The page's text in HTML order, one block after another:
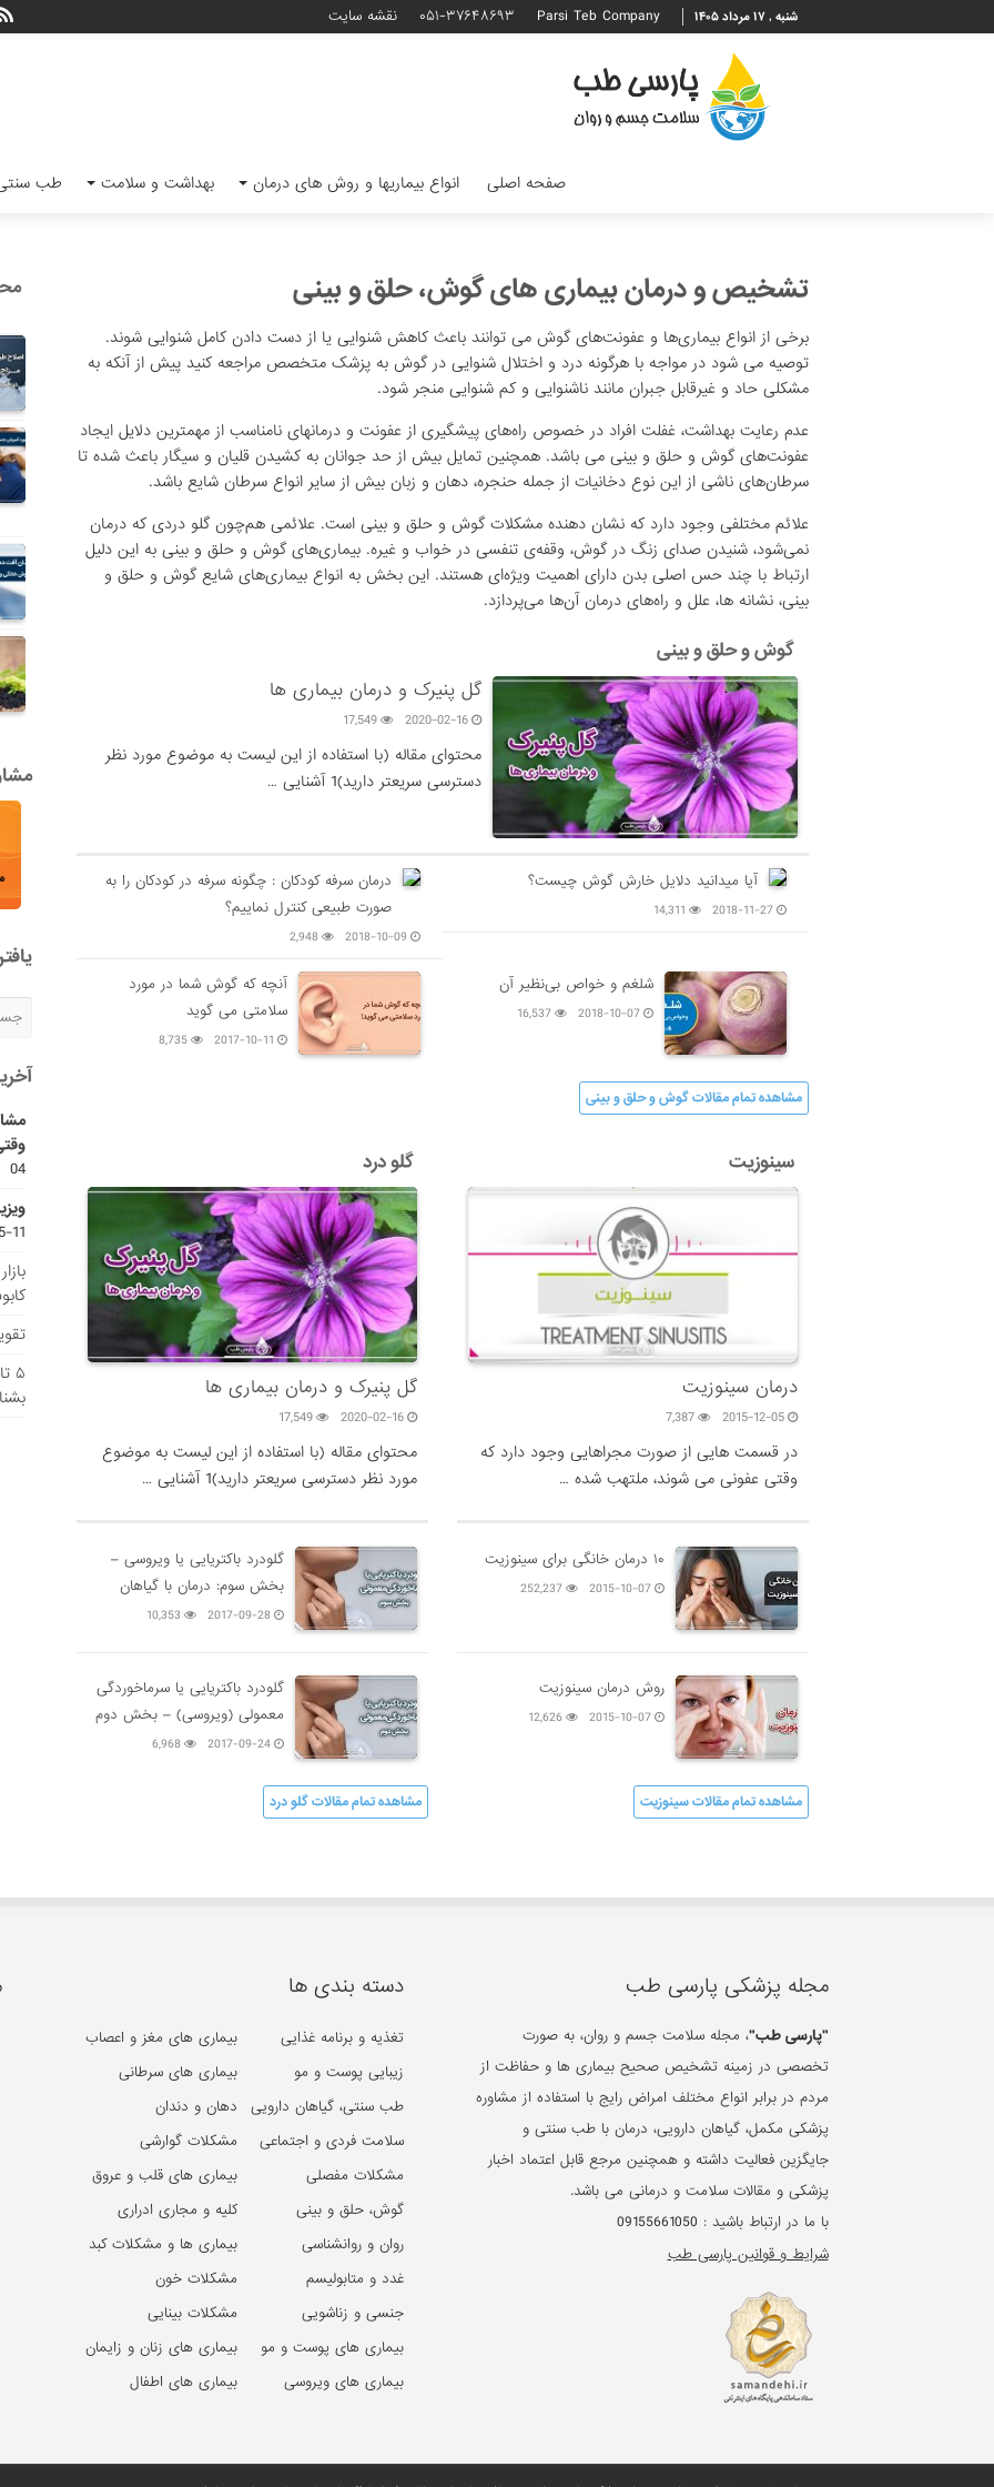
شنبه , ۱۷ مرداد ۱۴۰۵ Parsi Teb Company ۰۵۱-۳۷۶۴۸۶۹۳ نقشه سایت
صفحه اصلی انواع بیماریها و روش های درمان بهداشت و سلامت طب
تشخیص و درمان بیماری های گوش، حلق و بینی
برخی از انواع بیماری‌ها و عفونت‌های گوش می توانند باعث کاهش شنوایی یا از دست دادن کامل شنوایی شوند.
توصیه می شود در مواجه با هرگونه درد و اختلال شنوایی در گوش به پزشک متخصص مراجعه کنید پیش از آنکه به
مشکلی حاد و غیرقابل جبران مانند ناشنوایی و کم شنوایی منجر شود.
عدم رعایت بهداشت، غفلت افراد در خصوص راه‌های پیشگیری از عفونت و درمان‎های نامناسب از مهمترین دلایل ایجاد
عفونت‌های گوش و حلق و بینی می باشد. همچنین تمایل بیش از حد جوانان به کشیدن قلیان و سیگار باعث شده تا
سرطان‌های ناشی از این نوع دخانیات از جمله حنجره، دهان و زبان بیش از سایر انواع سرطان شایع باشد.
علائم مختلفی وجود دارد که نشان دهنده مشکلات گوش و حلق و بینی است. علائمی هم‌چون گلو دردی که درمان
نمی‌شود، شنیدن صدای زنگ در گوش، وقفه‌ی تنفسی در خواب و غیره. بیماری‌های گوش و حلق و بینی به این دلیل
ارتباط با چند حس اصلی بدن دارای اهمیت ویژه‌ای هستند. این بخش به انواع بیماری‌های شایع گوش و حلق و
بینی، نشانه ها، علل و راه‌های درمان آن‌ها می‌پردازد.
گوش و حلق و بینی
گل پنیرک و درمان بیماری ها
2020-02-16
17,549
محتوای مقاله (با استفاده از این لیست به موضوع مورد نظر
دسترسی سریعتر دارید)1 آشنایی …
آیا میدانید دلایل خارش گوش چیست؟
2018-11-27
14,311
درمان سرفه کودکان : چگونه سرفه در کودکان را به
صورت طبیعی کنترل نماییم؟
2018-10-09
2,948
شلغم و خواص بی‌نظیر آن
2018-10-07
16,537
آنچه که گوش شما در مورد
سلامتی می گوید
2017-10-11
8,735
مشاهده تمام مقالات گوش و حلق و بینی
گلو درد
گل پنیرک و درمان بیماری ها
2020-02-16
17,549
محتوای مقاله (با استفاده از این لیست به موضوع
مورد نظر دسترسی سریعتر دارید)1 آشنایی …
گلودرد باکتریایی یا ویروسی –
بخش سوم: درمان با گیاهان
دارویی
2017-09-28
10,353
گلودرد باکتریایی یا سرماخوردگی
معمولی (ویروسی) – بخش دوم
2017-09-24
6,968
مشاهده تمام مقالات گلو درد
سینوزیت
درمان سینوزیت
2015-12-05
7,387
در قسمت هایی از صورت مجراهایی وجود دارد که
وقتی عفونی می شوند، ملتهب شده …
۱۰ درمان خانگی برای سینوزیت
2015-10-07
252,237
روش درمان سینوزیت
2015-10-07
12,626
مشاهده تمام مقالات سینوزیت
04
11-15
مجله پزشکی پارسی طب
"پارسی طب"، مجله سلامت جسم و روان، به صورت
تخصصی در زمینه تشخیص صحیح بیماری ها و حفاظت از
مردم در برابر انواع مختلف امراض رایج با استفاده از مشاوره
پزشکی مکمل، گیاهان دارویی، درمان با طب سنتی و
جایگزین فعالیت داشته و همچنین مرجع قابل اعتماد اخبار
پزشکی و مقالات سلامت و درمانی می باشد.
با ما در ارتباط باشید : 09155661050
شرایط و قوانین پارسی طب
دسته بندی ها
تغذیه و برنامه غذایی
زیبایی پوست و مو
طب سنتی، گیاهان دارویی
سلامت فردی و اجتماعی
مشکلات مفصلی
گوش، حلق و بینی
روان و روانشناسی
غدد و متابولیسم
جنسی و زناشویی
بیماری های پوست و مو
بیماری های ویروسی
بیماری های مغز و اعصاب
بیماری های سرطانی
دهان و دندان
مشکلات گوارشی
بیماری های قلب و عروق
کلیه و مجاری ادراری
بیماری ها و مشکلات کبد
مشکلات خون
مشکلات بینایی
بیماری های زنان و زایمان
بیماری های اطفال